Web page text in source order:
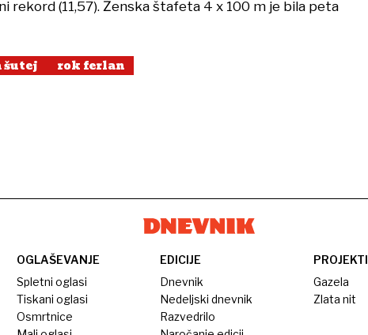
rekord (11,57). Ženska štafeta 4 x 100 m je bila peta
šutej rok ferlan
OGLAŠEVANJE
Spletni oglasi
Tiskani oglasi
Osmrtnice
EDICIJE
Dnevnik
Nedeljski dnevnik
Razvedrilo
PROJEKTI
Gazela
Zlata nit